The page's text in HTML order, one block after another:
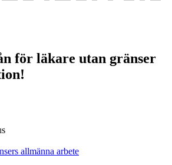
för läkare utan gränser
allmänna arbete